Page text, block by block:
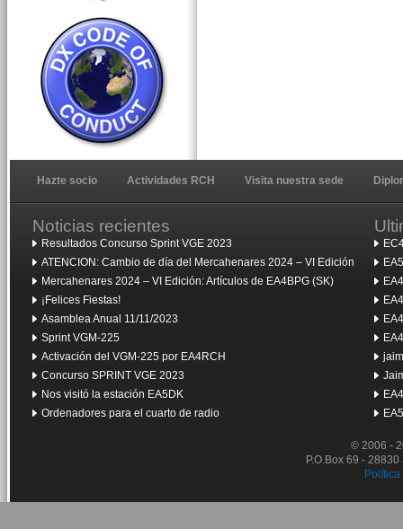
Hazte socio Actividades RCH Visita nuestra sede
Noticias recientes
Resultados Concurso Sprint VGE 2023
ATENCION: Cambio de día del Mercahenares 2024 – VI Edición
Mercahenares 2024 – VI Edición: Artículos de EA4BPG (SK)
¡Felices Fiestas!
Asamblea Anual 11/11/2023
Sprint VGM-225
Activación del VGM-225 por EA4RCH
Concurso SPRINT VGE 2023
Nos visitó la estación EA5DK
Ordenadores para el cuarto de radio
© 2006 -
P.O.Box 69 -